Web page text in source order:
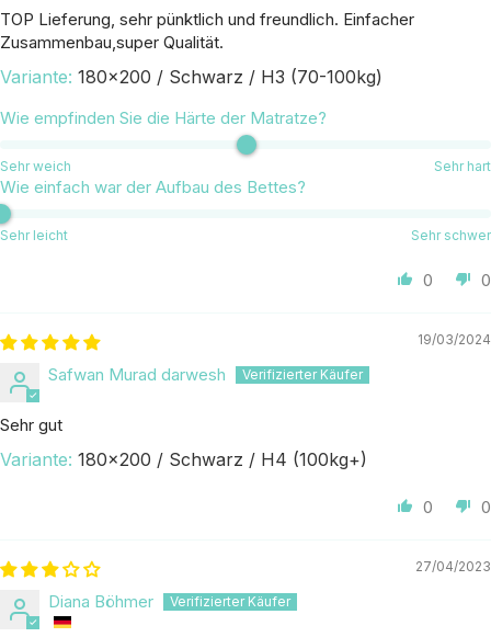
TOP Lieferung, sehr pünktlich und freundlich. Einfacher
Zusammenbau,super Qualität.
180x200 / Schwarz / H3 (70-100kg)
Wie empfinden Sie die Härte der Matratze?
Sehr weich Sehr hart
Wie einfach war der Aufbau des Bettes?
Sehr leicht Sehr schwer
0 0
19/03/2024
Safwan Murad darwesh
Sehr gut
180x200 / Schwarz / H4 (100kg+)
0 0
27/04/2023
Diana Böhmer